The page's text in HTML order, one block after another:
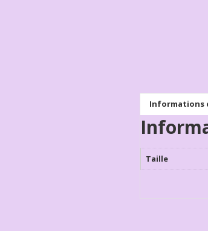
Informations
Taille